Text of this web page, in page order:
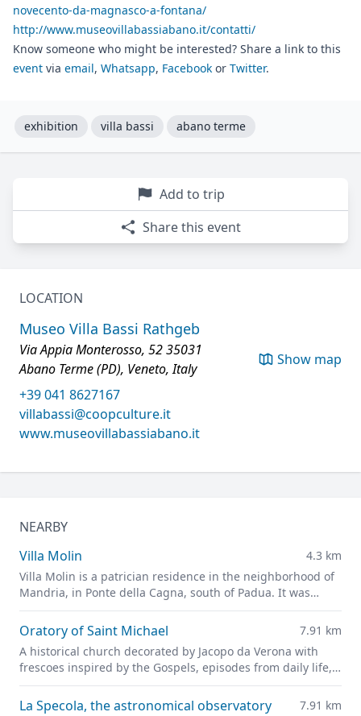
novecento-da-magnasco-a-fontana/
http://www.museovillabassiabano.it/contatti/
Know someone who might be interested? Share a link to this
event via email, Whatsapp, Facebook or Twitter.
exhibition villa bassi abano terme
Add to trip
Share this event
LOCATION
Museo Villa Bassi Rathgeb
Via Appia Monterosso, 52 35031
Abano Terme (PD), Veneto, Italy
Show map
+39 041 8627167
villabassi@coopculture.it
www.museovillabassiabano.it
NEARBY
Villa Molin
4.3 km
Villa Molin is a patrician residence in the neighborhood of
Mandria, in Ponte della Cagna, south of Padua. It was
designed for Nicolò Molin, a Venetian noble, by Vincenzo
Scamozzi and completed in 1597.
Oratory of Saint Michael
7.91 km
A historical church decorated by Jacopo da Verona with
frescoes inspired by the Gospels, episodes from daily life,
and portraits of leading figures of fourteenth-century
Padua
La Specola, the astronomical observatory
7.91 km